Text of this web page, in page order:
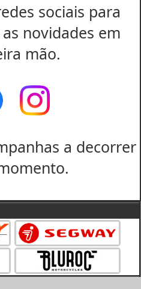
sociais para
novidades em
mão.
a decorrer